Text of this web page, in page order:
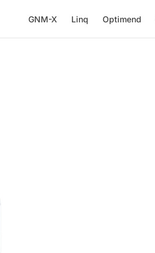
GNM-X Linq Optimend